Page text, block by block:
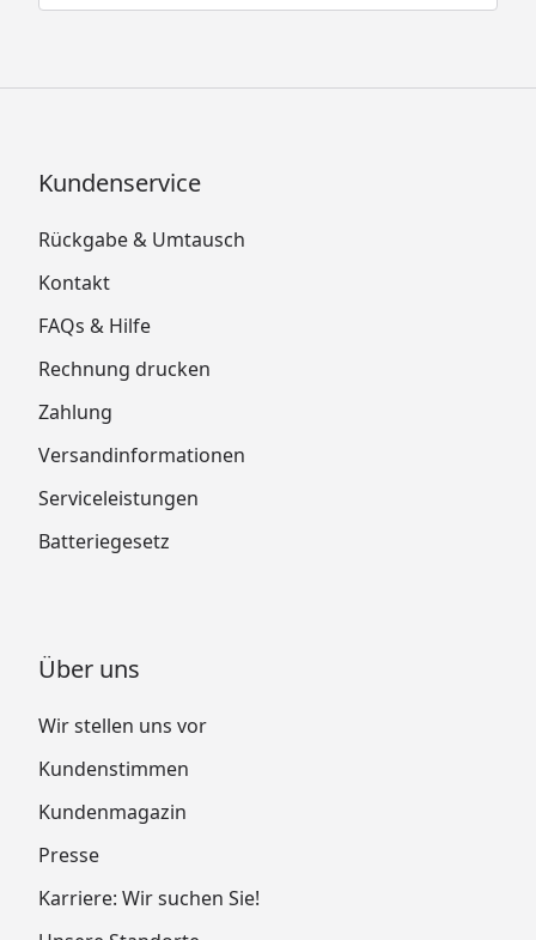
Kundenservice
Rückgabe & Umtausch
Kontakt
FAQs & Hilfe
Rechnung drucken
Zahlung
Versandinformationen
Serviceleistungen
Batteriegesetz
Über uns
Wir stellen uns vor
Kundenstimmen
Kundenmagazin
Presse
Karriere: Wir suchen Sie!